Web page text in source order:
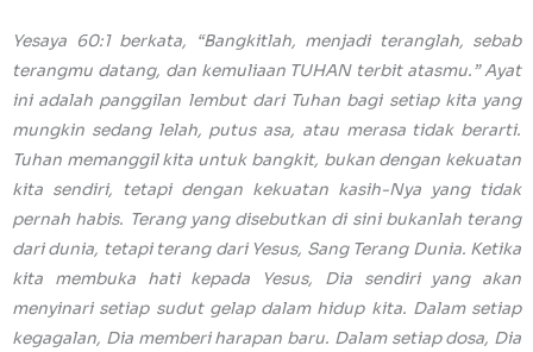
Yesaya 60:1 berkata, “Bangkitlah, menjadi teranglah, sebab
terangmu datang, dan kemuliaan TUHAN terbit atasmu.” Ayat
ini adalah panggilan lembut dari Tuhan bagi setiap kita yang
mungkin sedang lelah, putus asa, atau merasa tidak berarti.
Tuhan memanggil kita untuk bangkit, bukan dengan kekuatan
kita sendiri, tetapi dengan kekuatan kasih-Nya yang tidak
pernah habis. Terang yang disebutkan di sini bukanlah terang
dari dunia, tetapi terang dari Yesus, Sang Terang Dunia. Ketika
kita membuka hati kepada Yesus, Dia sendiri yang akan
menyinari setiap sudut gelap dalam hidup kita. Dalam setiap
kegagalan, Dia memberi harapan baru. Dalam setiap dosa, Dia